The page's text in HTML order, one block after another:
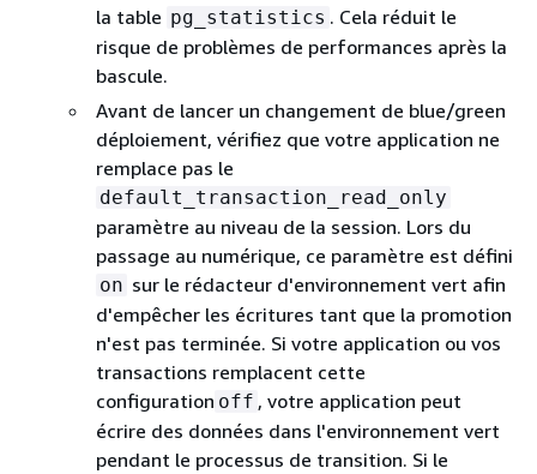
la table pg_statistics . Cela réduit le
risque de problèmes de performances après la
bascule.
Avant de lancer un changement de blue/green
déploiement, vérifiez que votre application ne
remplace pas le
default_transaction_read_only
paramètre au niveau de la session. Lors du
passage au numérique, ce paramètre est défini
on sur le rédacteur d'environnement vert afin
d'empêcher les écritures tant que la promotion
n'est pas terminée. Si votre application ou vos
transactions remplacent cette
configuration off , votre application peut
écrire des données dans l'environnement vert
pendant le processus de transition. Si le